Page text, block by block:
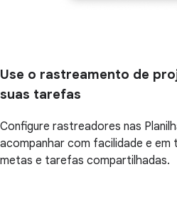
Use o rastreamento de
suas tarefas
Configure rastreadores nas
acompanhar com facilidade e
metas e tarefas compartilhadas.